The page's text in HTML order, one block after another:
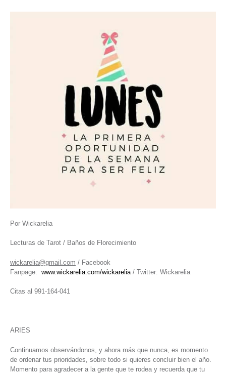
Por Wickarelia
Lecturas de Tarot / Baños de Florecimiento
wickarelia@gmail.com / Facebook
Fanpage: www.wickarelia.com/wickarelia / Twitter: Wickarelia
Citas al 991-164-041
ARIES
Continuamos observándonos, y ahora más que nunca, es momento
de ordenar tus prioridades, sobre todo si quieres concluir bien el año.
Momento para agradecer a la gente que te rodea y recuerda que tu